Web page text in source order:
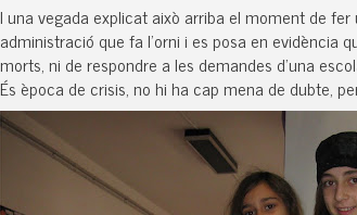
I una vegada explicat això arriba el moment de
administració que fa l’orni i es posa en evidència
morts, ni de respondre a les demandes d’una
És època de crisis, no hi ha cap mena de dubte,